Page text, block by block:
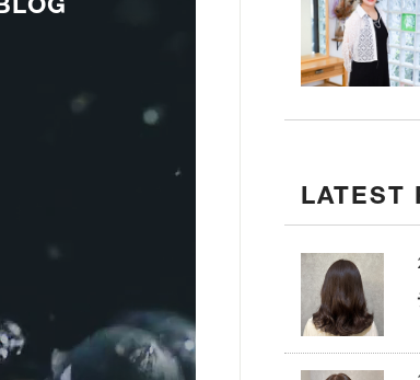
LATEST